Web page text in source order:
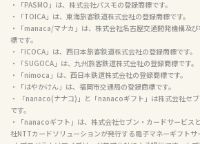
・「PASMO」は、株式会社パスモの登録商標です。
・「TOICA」は、東海旅客鉄道株式会社の登録商標です。
・「manaca/マナカ」は、株式会社名古屋交通開発機構及
標です。
・「ICOCA」は、西日本旅客鉄道株式会社の登録商標です。
・「SUGOCA」は、九州旅客鉄道株式会社の登録商標です。
・「nimoca」は、西日本鉄道株式会社の登録商標です。
・「はやかけん」は、福岡市交通局の登録商標です。
・ 「nanaco(ナナコ)」と「nanacoギフト」は株式会社セ
です。
・「nanacoギフト」は、株式会社セブン・カードサービス
社NTTカードソリューションが発行する電子マネーギフトサ